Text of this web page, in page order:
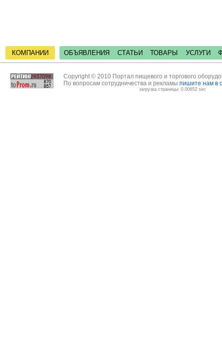
КОМПАНИИ ОБЪЯВЛЕНИЯ СТАТЬИ ТОВАРЫ УСЛУГИ
Copyright © 2010 Портал пищевого и торгового
По вопросам сотрудничества и рекламы пишите нам в
загрузка страницы: 0.00652 sec